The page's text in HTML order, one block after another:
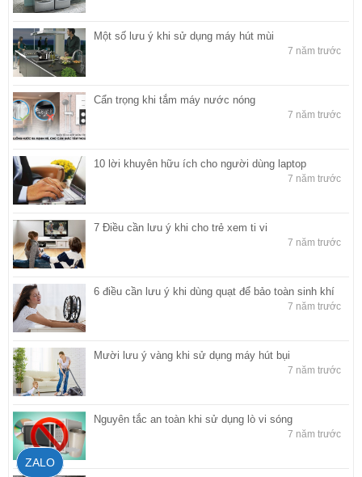
Một số lưu ý khi sử dụng máy hút mùi
7 năm trước
Cẩn trọng khi tắm máy nước nóng
7 năm trước
10 lời khuyên hữu ích cho người dùng laptop
7 năm trước
7 Điều cần lưu ý khi cho trẻ xem ti vi
7 năm trước
6 điều cần lưu ý khi dùng quạt để bảo toàn sinh khí
7 năm trước
Mười lưu ý vàng khi sử dụng máy hút bụi
7 năm trước
Nguyên tắc an toàn khi sử dụng lò vi sóng
7 năm trước
ZALO